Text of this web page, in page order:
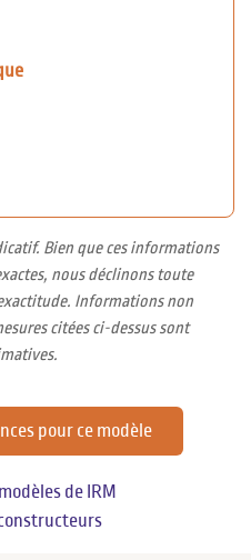
Bien que ces informations
nous déclinons toute
Informations non
citées ci-dessus sont
pour ce modèle
de IRM